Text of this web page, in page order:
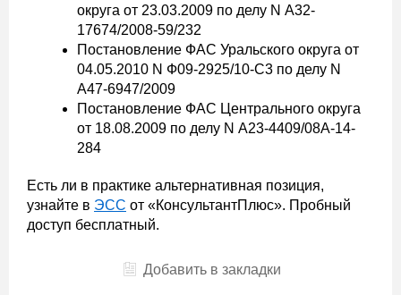
округа от 23.03.2009 по делу N А32-
17674/2008-59/232
Постановление ФАС Уральского округа от
04.05.2010 N Ф09-2925/10-С3 по делу N
А47-6947/2009
Постановление ФАС Центрального округа
от 18.08.2009 по делу N А23-4409/08А-14-
284
Есть ли в практике альтернативная позиция,
узнайте в ЭСС от «КонсультантПлюс». Пробный
доступ бесплатный.
Добавить в закладки